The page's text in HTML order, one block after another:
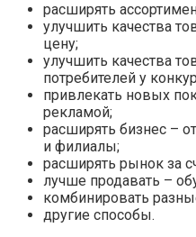
расширять
улучшить качества
цену;
улучшить качества
потребителей у
привлекать новых
рекламой;
расширять бизнес –
и филиалы;
расширять рынок за
лучше продавать –
комбинировать
другие способы.